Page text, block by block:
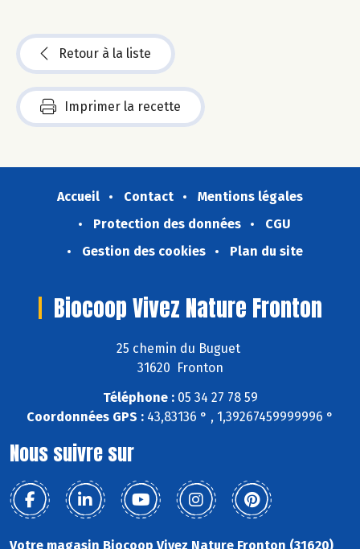
Retour à la liste
Imprimer la recette
Accueil Contact
Mentions légales
Protection des données
CGU
Gestion des cookies
Plan du site
Biocoop Vivez Nature Fronton
25 chemin du Buguet
31620 Fronton
Téléphone :05 34 27 78 59
Coordonnées GPS : 43,83136 ° , 1,39267459999996 °
Nous suivre sur
Votre magasin Biocoop Vivez Nature Fronton (31620)